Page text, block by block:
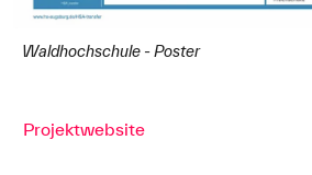
Waldhochschule - Poster
Projektwebsite